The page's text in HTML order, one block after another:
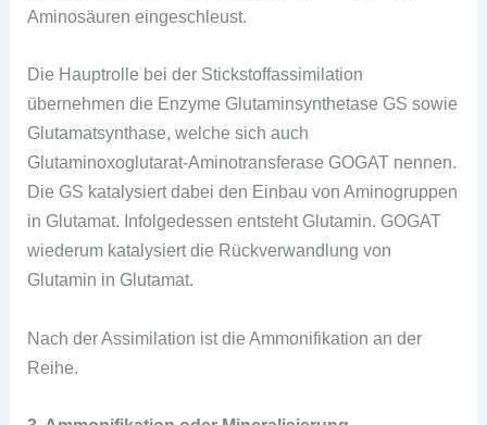
Aminosäuren eingeschleust.
Die Hauptrolle bei der Stickstoffassimilation
übernehmen die Enzyme Glutaminsynthetase GS sowie
Glutamatsynthase, welche sich auch
Glutaminoxoglutarat-Aminotransferase GOGAT nennen.
Die GS katalysiert dabei den Einbau von Aminogruppen
in Glutamat. Infolgedessen entsteht Glutamin. GOGAT
wiederum katalysiert die Rückverwandlung von
Glutamin in Glutamat.
Nach der Assimilation ist die Ammonifikation an der
Reihe.